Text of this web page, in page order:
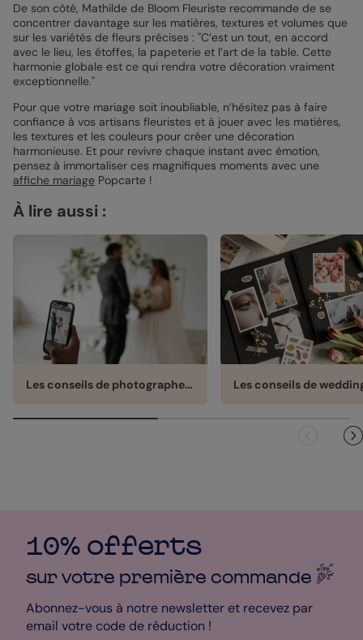
De son côté, Mathilde de Bloom Fleuriste recommande de se
concentrer davantage sur les matières, textures et volumes que
sur les variétés de fleurs précises : "C’est un tout, en accord
avec le lieu, les étoffes, la papeterie et l’art de la table. Cette
harmonie globale est ce qui rendra votre décoration vraiment
exceptionnelle."
Pour que votre mariage soit inoubliable, n’hésitez pas à faire
confiance à vos artisans fleuristes et à jouer avec les matières,
les textures et les couleurs pour créer une décoration
harmonieuse. Et pour revivre chaque instant avec émotion,
pensez à immortaliser ces magnifiques moments avec une
affiche mariage Popcarte !
À lire aussi :
Les conseils de photographes de mariage
10% offerts
sur votre première commande
Abonnez-vous à notre newsletter et recevez par
email votre code de réduction !